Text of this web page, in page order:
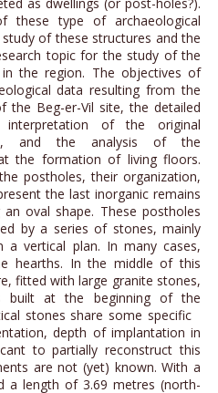
these type of archaeological
of these structures and the
topic for the study of the
in the region. The objectives of
data resulting from the
the Beg-er-Vil site, the detailed
interpretation of the original
and the analysis of the
the formation of living floors.
postholes, their organization,
the last inorganic remains
oval shape. These postholes
by a series of stones, mainly
a vertical plan. In many cases,
hearths. In the middle of this
fitted with large granite stones,
built at the beginning of the
stones share some specific
depth of implantation in
to partially reconstruct this
are not (yet) known. With a
a length of 3.69 metres (north-